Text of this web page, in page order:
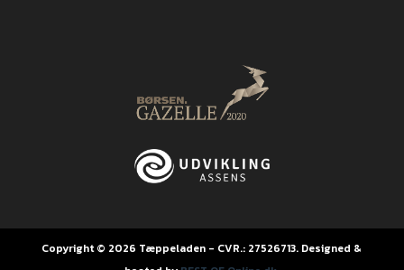
Copyright © 2026 Tæppeladen - CVR.: 27526713. Designed &